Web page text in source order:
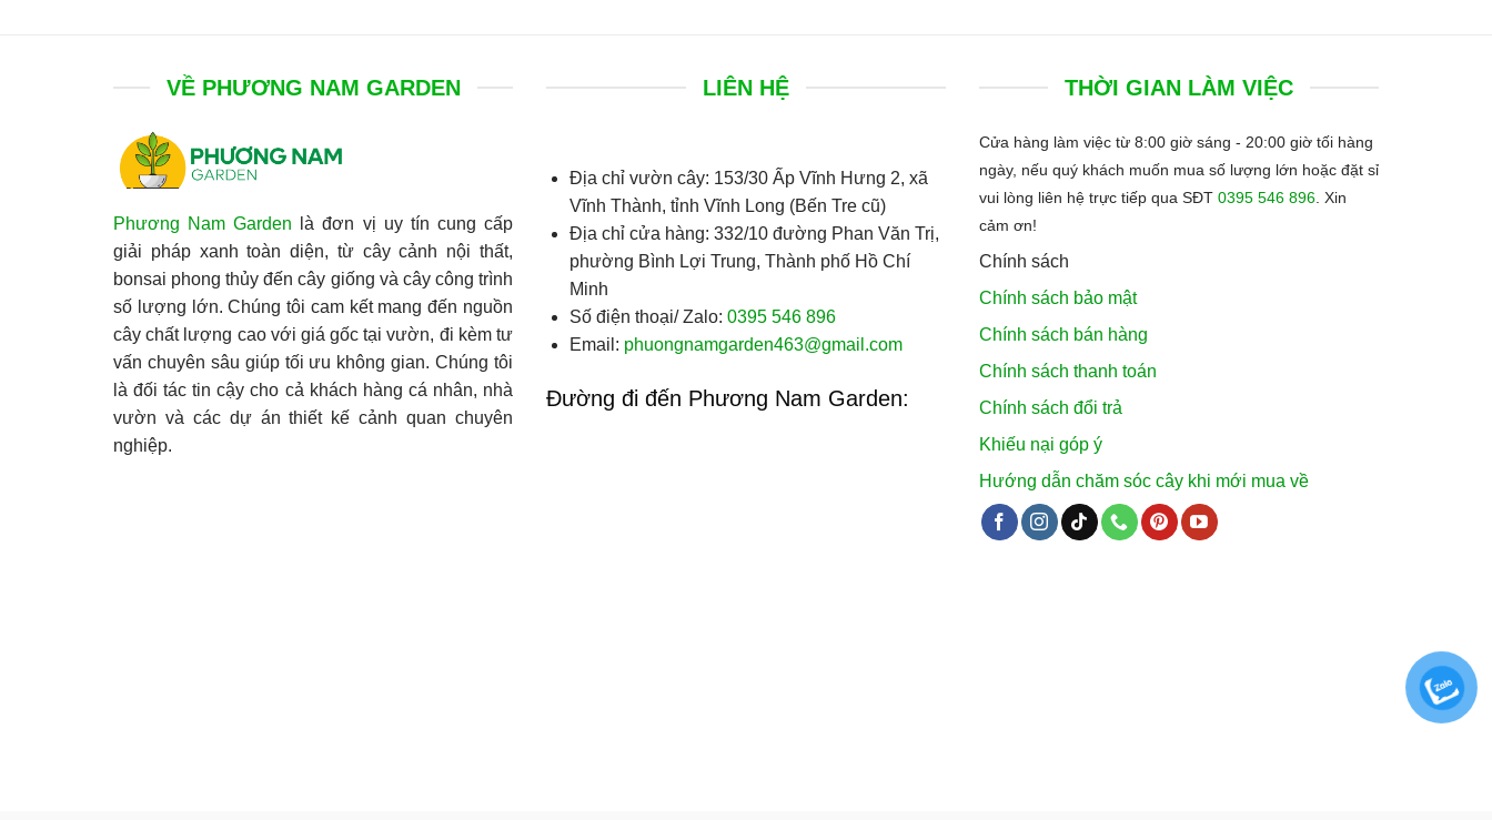
VỀ PHƯƠNG NAM GARDEN
Phương Nam Garden là đơn vị uy tín cung cấp
giải pháp xanh toàn diện, từ cây cảnh nội thất,
bonsai phong thủy đến cây giống và cây công trình
số lượng lớn. Chúng tôi cam kết mang đến nguồn
cây chất lượng cao với giá gốc tại vườn, đi kèm tư
vấn chuyên sâu giúp tối ưu không gian. Chúng tôi
là đối tác tin cậy cho cả khách hàng cá nhân, nhà
vườn và các dự án thiết kế cảnh quan chuyên
nghiệp.
LIÊN HỆ
Địa chỉ vườn cây: 153/30 Ấp Vĩnh Hưng 2, xã
Vĩnh Thành, tỉnh Vĩnh Long (Bến Tre cũ)
Địa chỉ cửa hàng: 332/10 đường Phan Văn Trị,
phường Bình Lợi Trung, Thành phố Hồ Chí
Minh
Số điện thoại/ Zalo: 0395 546 896
Email: phuongnamgarden463@gmail.com
Đường đi đến Phương Nam Garden:
THỜI GIAN LÀM VIỆC
Cửa hàng làm việc từ 8:00 giờ sáng - 20:00 giờ tối hàng
ngày, nếu quý khách muốn mua số lượng lớn hoặc đặt sỉ
vui lòng liên hệ trực tiếp qua SĐT 0395 546 896 Xin
cảm ơn!
Chính sách
Chính sách bảo mật
Chính sách bán hàng
Chính sách thanh toán
Chính sách đổi trả
Khiếu nại góp ý
Hướng dẫn chăm sóc cây khi mới mua về